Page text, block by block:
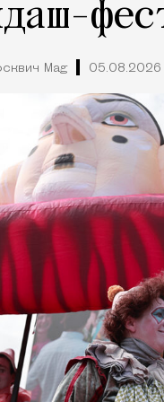
Mag 05.08.2026